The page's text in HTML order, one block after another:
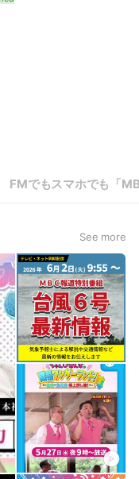
FMでもスマホでも「
See more